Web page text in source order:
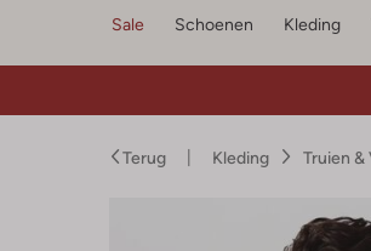
Sale Schoenen Kleding
Terug Kleding Truien &